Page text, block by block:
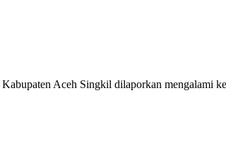
Aceh Singkil dilaporkan mengalami